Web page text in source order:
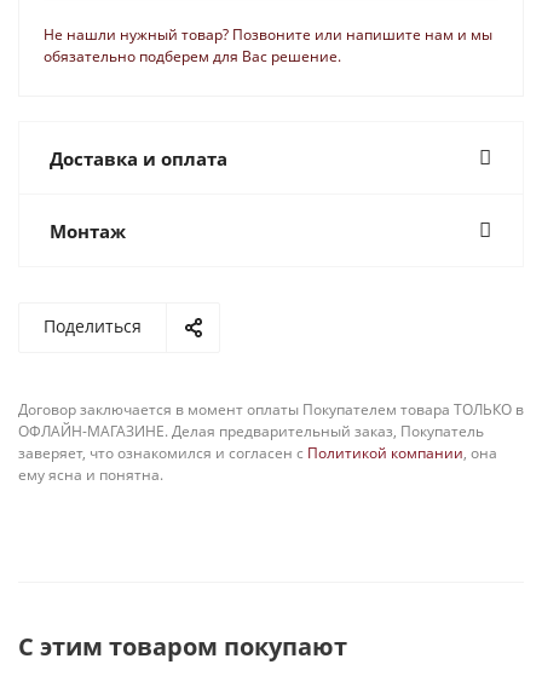
Не нашли нужный товар? Позвоните или напишите нам и мы
обязательно подберем для Вас решение.
Доставка и оплата
Монтаж
Поделиться
Договор заключается в момент оплаты Покупателем товара ТОЛЬКО в
ОФЛАЙН-МАГАЗИНЕ. Делая предварительный заказ, Покупатель
заверяет, что ознакомился и согласен с Политикой компании, она
ему ясна и понятна.
С этим товаром покупают